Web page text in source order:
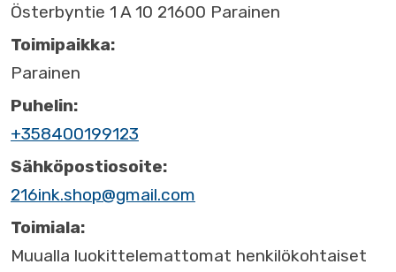
Österbyntie 1 A 10 21600 Parainen
Toimipaikka:
Parainen
Puhelin:
+358400199123
Sähköpostiosoite:
216ink.shop@gmail.com
Toimiala:
Muualla luokittelemattomat henkilökohtaiset